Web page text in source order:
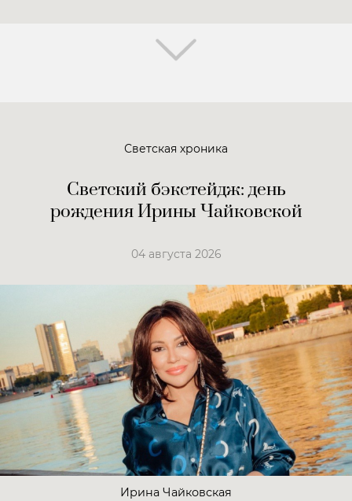
Светская хроника
Светский бэкстейдж: день
рождения Ирины Чайковской
04 августа 2026
Ирина Чайковская